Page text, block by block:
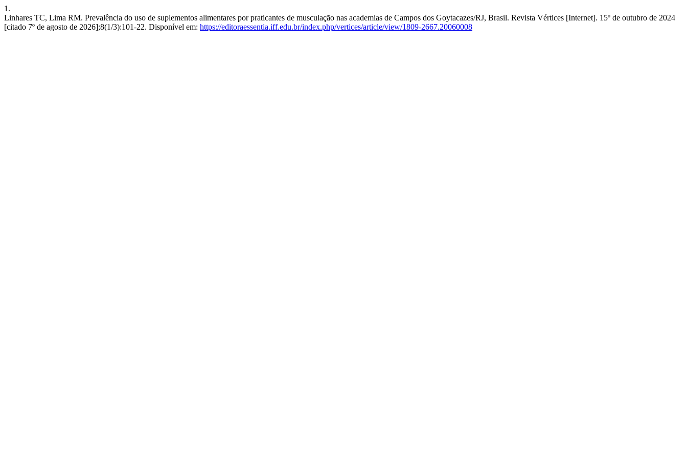
1.
Linhares TC, Lima RM. Prevalência do uso de suplementos alimentares por praticantes de musculação nas academias de Campos dos Goytacazes/RJ, Brasil. Revista Vértices [Internet]. 15º de outubro de 2024
[citado 7º de agosto de 2026];8(1/3):101-22. Disponível em: https://editoraessentia.iff.edu.br/index.php/vertices/article/view/1809-2667.20060008